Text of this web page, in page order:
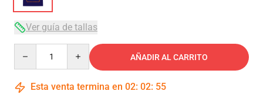
Ver guía de tallas
AÑADIR AL CARRITO
Esta venta termina en 02: 02: 54